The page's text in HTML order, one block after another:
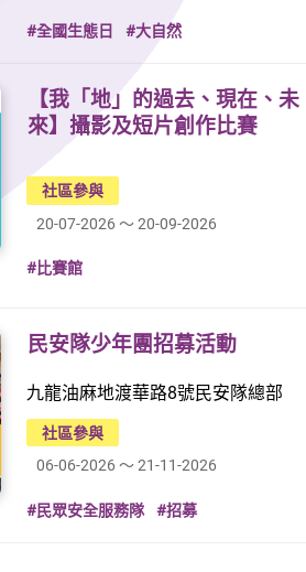
#全國生態日 #大自然
【我「地」的過去、現在、未
來】攝影及短片創作比賽
社區參與
20-07-2026 ～ 20-09-2026
#比賽館
民安隊少年團招募活動
九龍油麻地渡華路8號民安隊總部
社區參與
06-06-2026 ～ 21-11-2026
#民眾安全服務隊 #招募